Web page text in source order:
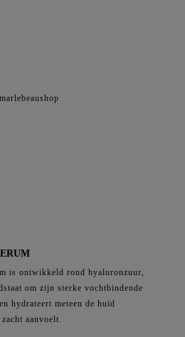
is ontwikkeld rond hyaluronzuur,
om zijn sterke vochtbindende
hydrateert meteen de huid
aanvoelt.